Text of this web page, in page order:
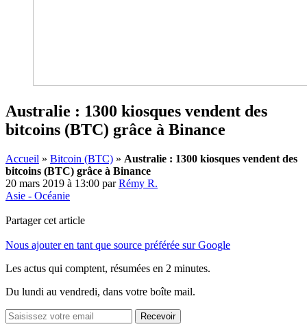
Australie : 1300 kiosques vendent des
bitcoins (BTC) grâce à Binance
Accueil » Bitcoin (BTC) » Australie : 1300 kiosques vendent des
bitcoins (BTC) grâce à Binance
20 mars 2019 à 13:00 parRémy R.
Asie - Océanie
Partager cet article
Nous ajouter en tant que source préférée sur Google
Les actus qui comptent, résumées en 2 minutes.
Du lundi au vendredi, dans votre boîte mail.
Recevoir